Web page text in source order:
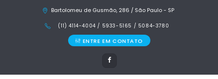
Bartolomeu de Gusmão, 286 / São Paulo - SP
(11) 4114-4004 / 5933-5165 / 5084-3780
ENTRE EM CONTATO